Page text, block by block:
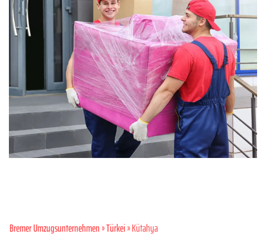
Bremer Umzugsunternehmen»Türkei» Kütahya